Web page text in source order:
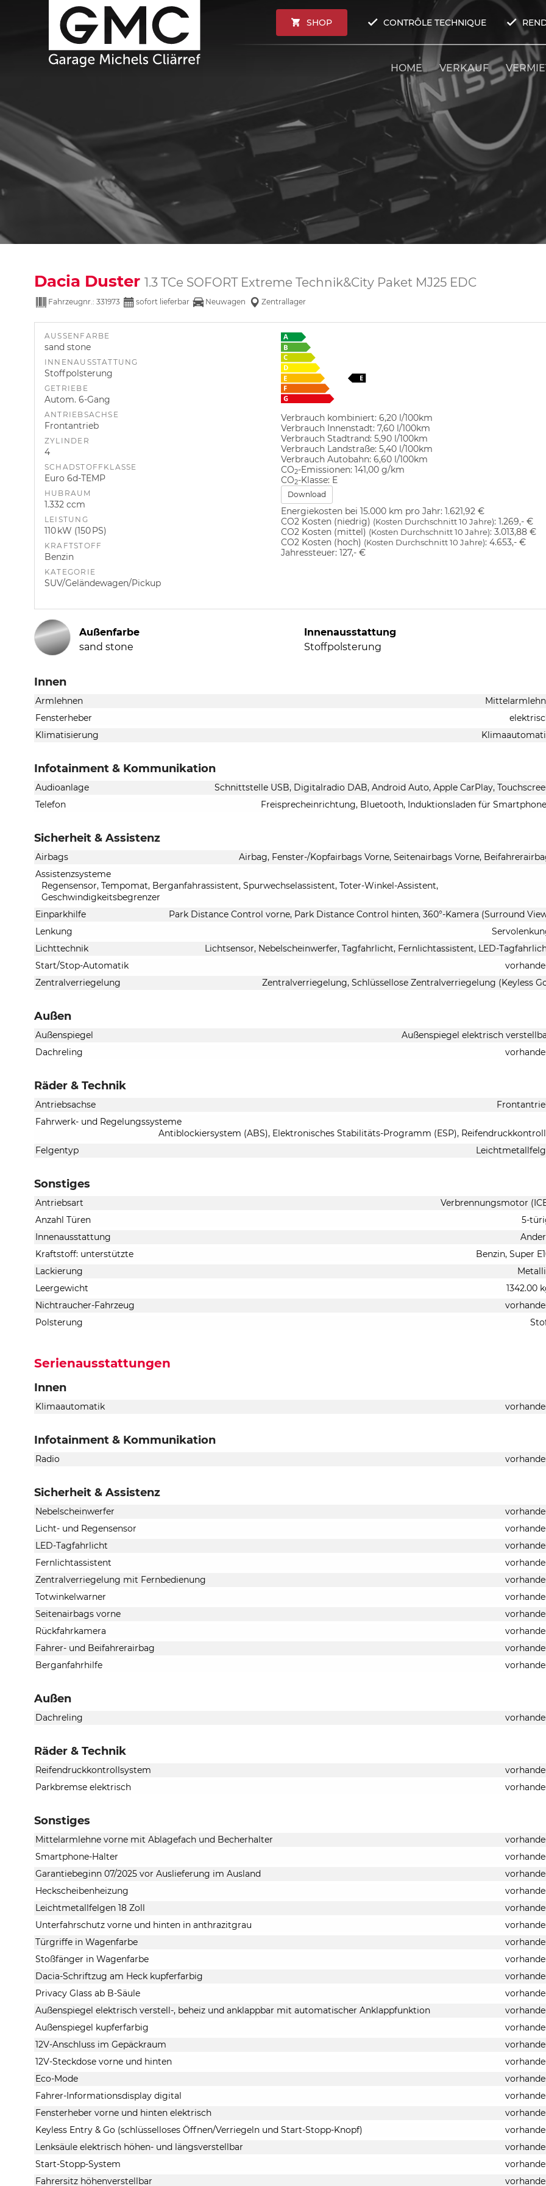
SHOP CONTRÔLE TECHNIQUE
HOME VERKAUF
Dacia Duster 1.3 TCe SOFORT Extreme Technik&City Paket MJ25 EDC
Fahrzeugnr.: 331973 sofort lieferbar Neuwagen Zentrallager
AUSSENFARBE
sand stone
INNENAUSSTATTUNG
Stoffpolsterung
GETRIEBE
Autom. 6-Gang
ANTRIEBSACHSE
Frontantrieb
ZYLINDER
4
SCHADSTOFFKLASSE
Euro 6d-TEMP
HUBRAUM
1.332 ccm
LEISTUNG
110 kW (150 PS)
KRAFTSTOFF
Benzin
KATEGORIE
SUV/Geländewagen/Pickup
Verbrauch kombiniert: 6,20 l/100km
Verbrauch Innenstadt: 7,60 l/100km
Verbrauch Stadtrand: 5,90 l/100km
Verbrauch Landstraße: 5,40 l/100km
Verbrauch Autobahn: 6,60 l/100km
CO2-Emissionen: 141,00 g/km
CO2-Klasse: E
Download
Energiekosten bei 15.000 km pro Jahr: 1.621,92 €
CO2 Kosten (niedrig) (Kosten Durchschnitt 10 Jahre): 1.269,- €
CO2 Kosten (mittel) (Kosten Durchschnitt 10 Jahre): 3.013,88 €
CO2 Kosten (hoch) (Kosten Durchschnitt 10 Jahre): 4.653,- €
Jahressteuer: 127,- €
Außenfarbe
sand stone
Innenausstattung
Stoffpolsterung
Innen
Armlehnen
Fensterheber
Klimatisierung
Infotainment & Kommunikation
Audioanlage
Schnittstelle USB, Digitalradio DAB, Android Auto, Apple CarPlay,
Telefon
Freisprecheinrichtung, Bluetooth, Induktionsladen für
Sicherheit & Assistenz
Airbags
Airbag, Fenster-/Kopfairbags Vorne, Seitenairbags Vorne,
Assistenzsysteme
Regensensor, Tempomat, Berganfahrassistent, Spurwechselassistent, Toter-Winkel-Assistent,
Geschwindigkeitsbegrenzer
Einparkhilfe
Park Distance Control vorne, Park Distance Control hinten, 360°-Kamera (Surround
Lenkung
Lichttechnik
Lichtsensor, Nebelscheinwerfer, Tagfahrlicht, Fernlichtassistent, LED-
Start/Stop-Automatik
Zentralverriegelung
Zentralverriegelung, Schlüssellose Zentralverriegelung (Keyless
Außen
Außenspiegel
Außenspiegel elektrisch
Dachreling
Räder & Technik
Antriebsachse
Fahrwerk- und Regelungssysteme
Antiblockiersystem (ABS), Elektronisches Stabilitäts-Programm (ESP),
Felgentyp
Sonstiges
Antriebsart
Verbrennungsmotor
Anzahl Türen
5-
Innenausstattung
Kraftstoff: unterstützte
Benzin, Super
Lackierung
Leergewicht
1342.00
Nichtraucher-Fahrzeug
Polsterung
Serienausstattungen
Innen
Klimaautomatik
Infotainment & Kommunikation
Radio
Sicherheit & Assistenz
Nebelscheinwerfer
Licht- und Regensensor
LED-Tagfahrlicht
Fernlichtassistent
Zentralverriegelung mit Fernbedienung
Totwinkelwarner
Seitenairbags vorne
Rückfahrkamera
Fahrer- und Beifahrerairbag
Berganfahrhilfe
Außen
Dachreling
Räder & Technik
Reifendruckkontrollsystem
Parkbremse elektrisch
Sonstiges
Mittelarmlehne vorne mit Ablagefach und Becherhalter
Smartphone-Halter
Garantiebeginn 07/2025 vor Auslieferung im Ausland
Heckscheibenheizung
Leichtmetallfelgen 18 Zoll
Unterfahrschutz vorne und hinten in anthrazitgrau
Türgriffe in Wagenfarbe
Stoßfänger in Wagenfarbe
Dacia-Schriftzug am Heck kupferfarbig
Privacy Glass ab B-Säule
Außenspiegel elektrisch verstell-, beheiz und anklappbar mit automatischer Anklappfunktion
Außenspiegel kupferfarbig
12V-Anschluss im Gepäckraum
12V-Steckdose vorne und hinten
Eco-Mode
Fahrer-Informationsdisplay digital
Fensterheber vorne und hinten elektrisch
Keyless Entry & Go (schlüsselloses Öffnen/Verriegeln und Start-Stopp-Knopf)
Lenksäule elektrisch höhen- und längsverstellbar
Start-Stopp-System
Fahrersitz höhenverstellbar